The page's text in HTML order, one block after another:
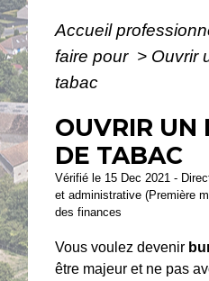
Accueil
faire pour > Ouvrir
tabac
OUVRIR UN
DE TABAC
Vérifié le 15 Dec 2021 -
et administrative (Première
des finances
Vous voulez devenir
être majeur et ne pas